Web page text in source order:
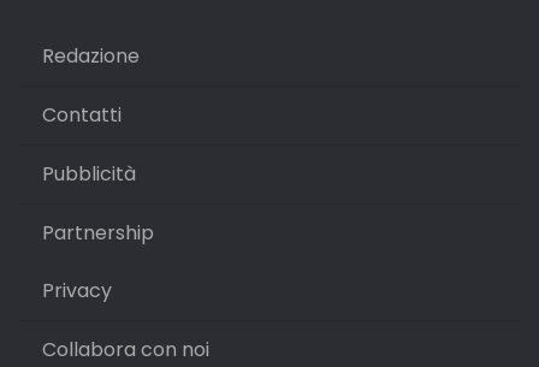
Redazione
Contatti
Pubblicità
Partnership
Privacy
Collabora con noi